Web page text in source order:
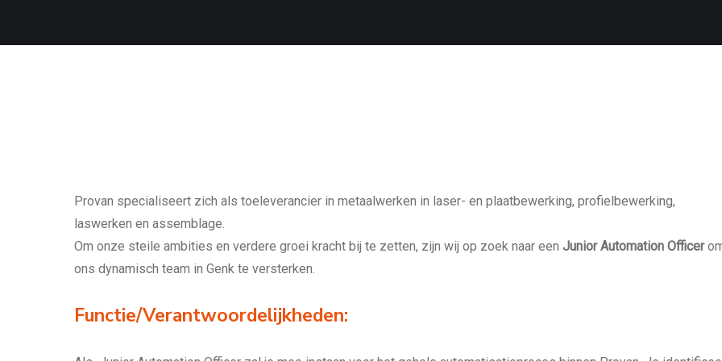
Provan specialiseert zich als toeleverancier in metaalwerken in laser- en plaatbewerking, profielbewerking,
laswerken en assemblage.
Om onze steile ambities en verdere groei kracht bij te zetten, zijn wij op zoek naar een Junior Automation Officer
ons dynamisch team in Genk te versterken.
Functie/Verantwoordelijkheden: